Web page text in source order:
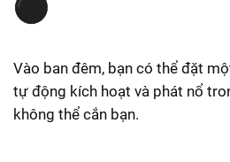
Vào ban đêm, bạn có thể đặt
tự động kích hoạt và phát nổ
không thể cắn bạn.